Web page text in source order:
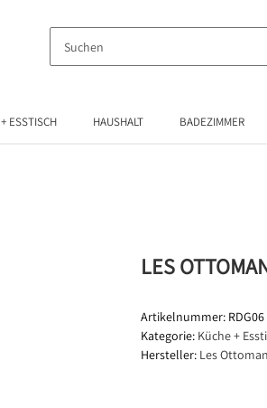
ESSTISCH HAUSHALT BADEZIMMER
LES
Artikelnummer: RDG06
Kategorie: Küche +
Hersteller: Les